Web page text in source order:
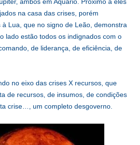
na casa das crises, porém
Lua, que no signo de Leão, demonstra
lado estão todos os indignados com o
de liderança, de eficiência, de
no eixo das crises X recursos, que
de recursos, de insumos, de condições
crise…, um completo desgoverno.